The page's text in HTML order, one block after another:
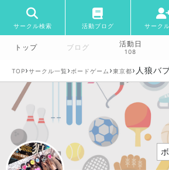
サークル検索 活動ブログ サーク
トップ ブログ 活動日
108
TOP›サークル一覧 › ボードゲーム ›東京都› 人狼バ